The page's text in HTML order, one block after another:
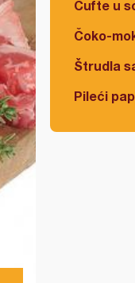
Ćufte u
Čoko-
Štrudla
Pileći